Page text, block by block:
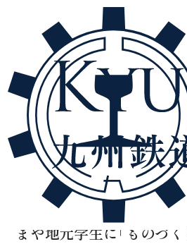
地域社会への
Community
当社の取り組み 地域社会への取り組み
地域社会への取り組みとし
まや地元学生に「ものづ